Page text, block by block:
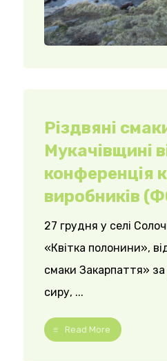
Різдвяні
Мукачівщині
конференція
виробників
27 грудня у селі
«Квітка полонини»,
смаки Закарпаття»
сиру, ...
Read More